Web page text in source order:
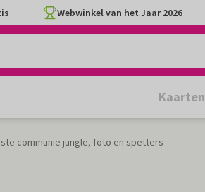
Webwinkel van het Jaar 2026
Kaarten
communie jungle, foto en spetters